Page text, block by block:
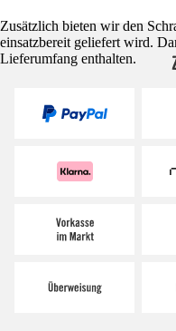
Zusätzlich bieten wir den
einsatzbereit geliefert wird.
Lieferumfang enthalten.